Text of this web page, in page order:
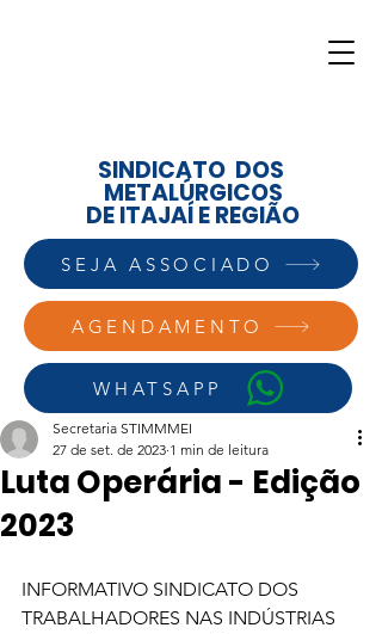
AGENDAMENTO
WHATSAPP
SINDICATO DOS
METALÚRGICOS
DE ITAJAÍ E REGIÃO
SEJA ASSOCIADO
Luta Operária - Edição
2023
Secretaria STIMMMEI
27 de set. de 2023 1 min de leitura
INFORMATIVO SINDICATO DOS
TRABALHADORES NAS INDÚSTRIAS